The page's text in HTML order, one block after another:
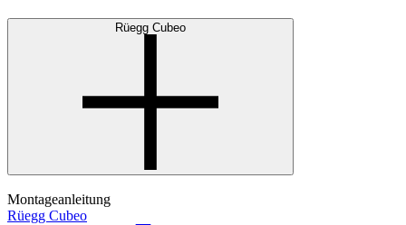
Rüegg Cubeo
Montageanleitung
Rüegg Cubeo